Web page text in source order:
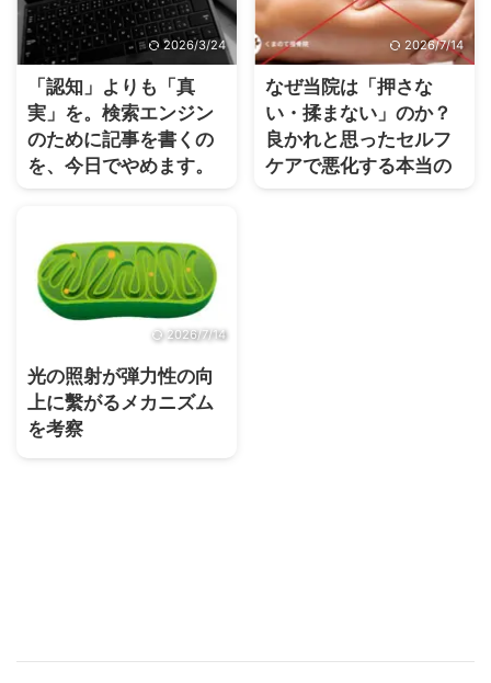
2026/3/24
「認知」よりも「真
実」を。検索エンジン
のために記事を書くの
を、今日でやめます。
2026/7/14
なぜ当院は「押さな
い・揉まない」のか？
良かれと思ったセルフ
ケアで悪化する本当の
理由
2026/7/14
光の照射が弾力性の向
上に繫がるメカニズム
を考察